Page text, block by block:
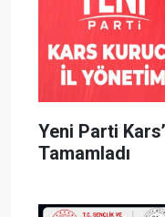
Yeni Parti
Tamamladı